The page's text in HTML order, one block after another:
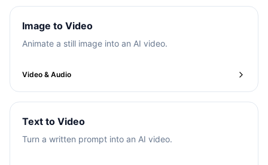
Image to Video
Animate a still image into an AI video.
Video & Audio
Text to Video
Turn a written prompt into an AI video.